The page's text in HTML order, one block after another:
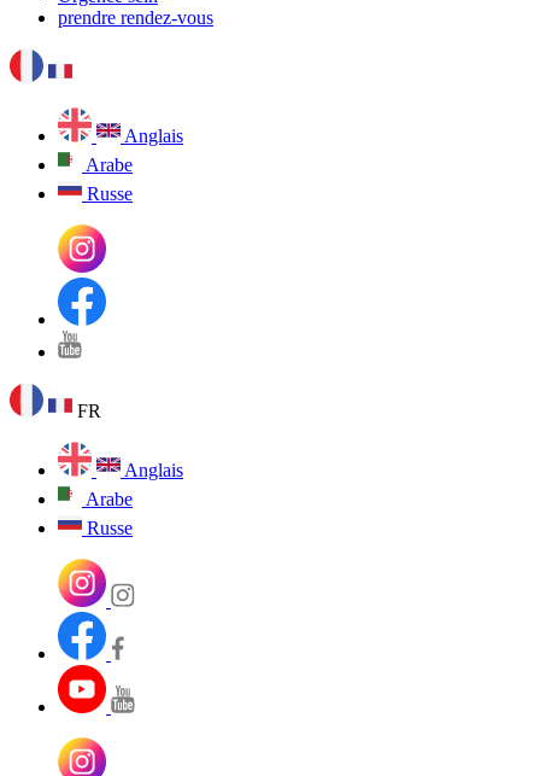
prendre rendez-vous
Anglais
Arabe
Russe
FR
Anglais
Arabe
Russe